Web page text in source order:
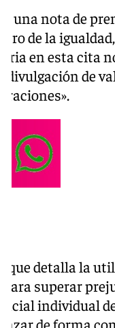
una nota de
pro de la
en esta cita
divulgación de
que detalla la
para superar
individual
de forma